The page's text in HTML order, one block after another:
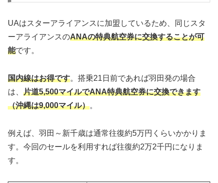
UAはスターアライアンスに加盟しているため、同じスタ
ーアライアンスのANAの特典航空券に交換することが可
能です。
国内線はお得です。搭乗21日前であれば羽田発の場合
は、 片道5,500マイルでANA特典航空券に交換できます
（沖縄は9,000マイル）。
例えば、羽田～新千歳は通常往復約5万円くらいかかりま
す。今回のセールを利用すれば往復約2万2千円になりま
す。